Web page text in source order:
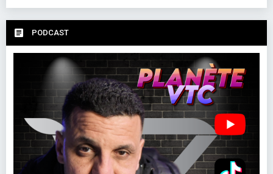
PODCAST